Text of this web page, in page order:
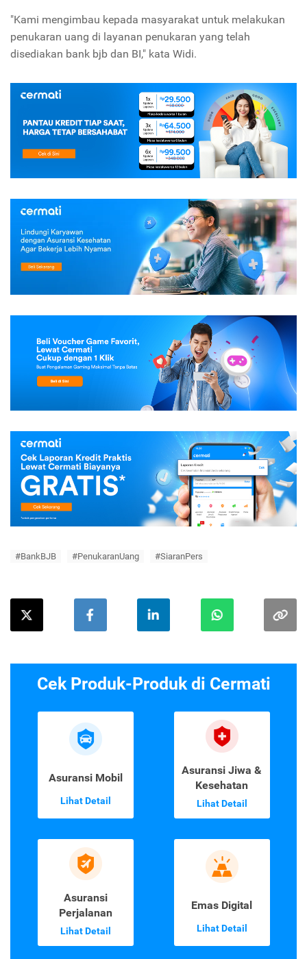
"Kami mengimbau kepada masyarakat untuk melakukan
penukaran uang di layanan penukaran yang telah
disediakan bank bjb dan BI," kata Widi.
#BankBJB #PenukaranUang #SiaranPers
Cek Produk-Produk di Cermati
Asuransi Mobil
Lihat Detail
Asuransi Jiwa &
Kesehatan
Lihat Detail
Asuransi
Perjalanan
Lihat Detail
Emas Digital
Lihat Detail